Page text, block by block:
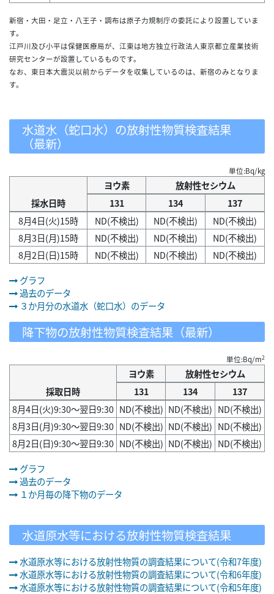
新宿・大田・足立・八王子・調布は原子力規制庁の委託により設置していま
す。
江戸川及び小平は保健医療局が、江東は地方独立行政法人東京都立産業技術
研究センターが設置しているものです。
なお、東日本大震災以前からデータを収集しているのは、新宿のみとなりま
す。
水道水（蛇口水）の放射性物質検査結果
（最新）
単位:Bq/kg
採水日時
ヨウ素
放射性セシウム
131
134
137
8月4日(火)15時
ND(不検出) ND(不検出)
ND(不検出)
8月3日(月)15時
ND(不検出) ND(不検出)
ND(不検出)
8月2日(日)15時
ND(不検出) ND(不検出)
ND(不検出)
グラフ
過去のデータ
３か月分の水道水（蛇口水）のデータ
降下物の放射性物質検査結果（最新）
単位:Bq/m2
採取日時
ヨウ素
放射性セシウム
131
134
137
8月4日(火)9:30～翌日9:30 ND(不検出) ND(不検出) ND(不検出)
8月3日(月)9:30～翌日9:30 ND(不検出) ND(不検出) ND(不検出)
8月2日(日)9:30～翌日9:30 ND(不検出) ND(不検出) ND(不検出)
グラフ
過去のデータ
１か月毎の降下物のデータ
水道原水等における放射性物質検査結果
水道原水等における放射性物質の調査結果について(令和7年度)
水道原水等における放射性物質の調査結果について(令和6年度)
水道原水等における放射性物質の調査結果について(令和5年度)